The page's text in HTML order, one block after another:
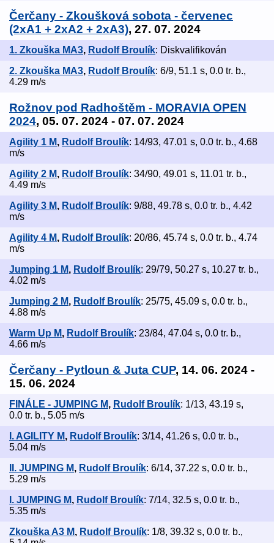
Čerčany - Zkoušková sobota - červenec
(2xA1 + 2xA2 + 2xA3), 27. 07. 2024
1. Zkouška MA3, Rudolf Broulík: Diskvalifikován
2. Zkouška MA3, Rudolf Broulík: 6/9, 51.1 s, 0.0 tr. b.,
4.29 m/s
Rožnov pod Radhoštěm - MORAVIA OPEN
2024, 05. 07. 2024 - 07. 07. 2024
Agility 1 M, Rudolf Broulík: 14/93, 47.01 s, 0.0 tr. b., 4.68
m/s
Agility 2 M, Rudolf Broulík: 34/90, 49.01 s, 11.01 tr. b.,
4.49 m/s
Agility 3 M, Rudolf Broulík: 9/88, 49.78 s, 0.0 tr. b., 4.42
m/s
Agility 4 M, Rudolf Broulík: 20/86, 45.74 s, 0.0 tr. b., 4.74
m/s
Jumping 1 M, Rudolf Broulík: 29/79, 50.27 s, 10.27 tr. b.,
4.02 m/s
Jumping 2 M, Rudolf Broulík: 25/75, 45.09 s, 0.0 tr. b.,
4.88 m/s
Warm Up M, Rudolf Broulík: 23/84, 47.04 s, 0.0 tr. b.,
4.66 m/s
Čerčany - Pytloun & Juta CUP, 14. 06. 2024 -
15. 06. 2024
FINÁLE - JUMPING M, Rudolf Broulík: 1/13, 43.19 s,
0.0 tr. b., 5.05 m/s
I. AGILITY M, Rudolf Broulík: 3/14, 41.26 s, 0.0 tr. b.,
5.04 m/s
II. JUMPING M, Rudolf Broulík: 6/14, 37.22 s, 0.0 tr. b.,
5.29 m/s
I. JUMPING M, Rudolf Broulík: 7/14, 32.5 s, 0.0 tr. b.,
5.35 m/s
Zkouška A3 M, Rudolf Broulík: 1/8, 39.32 s, 0.0 tr. b.,